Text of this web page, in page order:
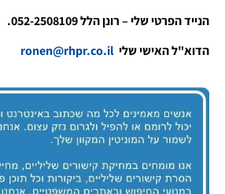
הנייד הפרטי שלי – רונן הלל 052-2508109.
הדוא"ל האישי שלי